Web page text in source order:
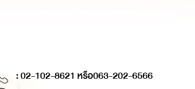
: 02-102-8621 หรือ063-202-6566